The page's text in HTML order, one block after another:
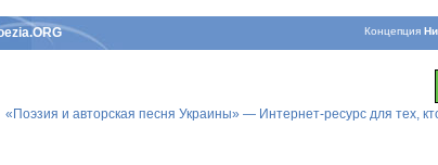
Концепция
«Поэзия и авторская песня Украины» — Интернет-ресурс для тех,